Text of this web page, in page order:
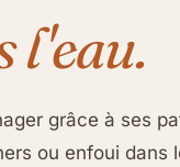
l'eau.
grâce à ses
ou enfoui dans